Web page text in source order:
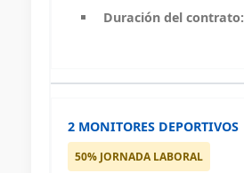
Duración del contrato:
2 MONITORES DEPORTIVOS
50% JORNADA LABORAL